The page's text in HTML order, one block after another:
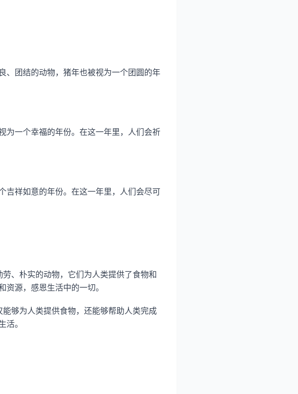
、团结的动物，猪年也被视为一个团圆的年
为一个幸福的年份。在这一年里，人们会祈
吉祥如意的年份。在这一年里，人们会尽可
、朴实的动物，它们为人类提供了食物和
源，感恩生活中的一切。
够为人类提供食物，还能够帮助人类完成
。